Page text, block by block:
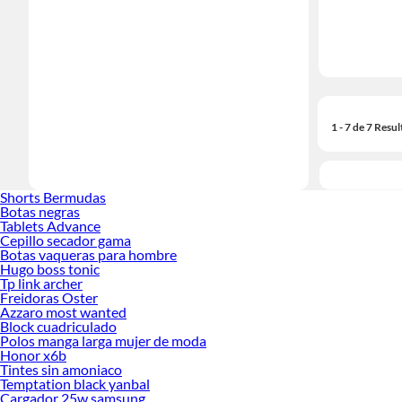
1 - 7 de 7
Shorts Bermudas
Botas negras
Tablets Advance
Cepillo secador gama
Botas vaqueras para hombre
Hugo boss tonic
Tp link archer
Freidoras Oster
Azzaro most wanted
Block cuadriculado
Polos manga larga mujer de moda
Honor x6b
Tintes sin amoniaco
Temptation black yanbal
Cargador 25w samsung